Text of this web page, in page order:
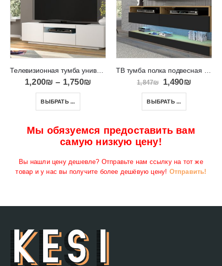
Телевизионная тумба универсальная RTV Aura 150
1,200₪ – 1,750₪
ВЫБРАТЬ ...
ТВ тумба полка подвесная с ящиками и платформой DUO 160
1,847₪ 1,490₪
ВЫБРАТЬ ...
Мы обязуемся предоставить вам
самую низкую цену!
Вы нашли цену дешевле? Отправьте нам ссылку на тот же
товар и у нас вы получите более дешёвую цену! Отправить!